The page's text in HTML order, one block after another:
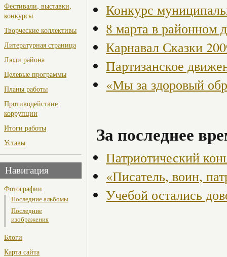
Фестивали, выставки,
конкурсы
Творческие коллективы
Литературная страница
Люди района
Целевые программы
Планы работы
Противодействие
коррупции
Итоги работы
Уставы
Навигация
Фотографии
Последние альбомы
Последние
изображения
Блоги
Карта сайта
Конкурс
8 марта в районном
Карнавал Сказки
Партизанское
«Мы за здоровый
За последнее
Патриотический
«Писатель, воин,
Учебой остались